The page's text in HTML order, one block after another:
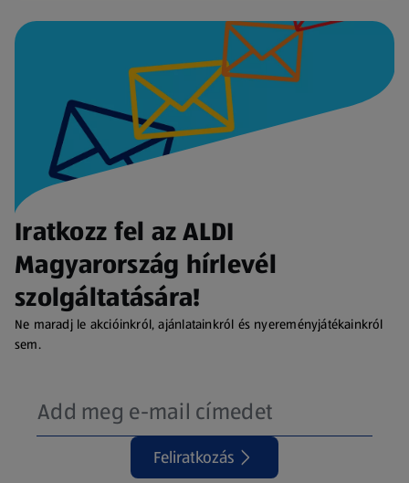
Iratkozz fel az ALDI
Magyarország hírlevél
szolgáltatására!
Ne maradj le akcióinkról, ajánlatainkról és nyereményjátékainkról
sem.
Feliratkozás